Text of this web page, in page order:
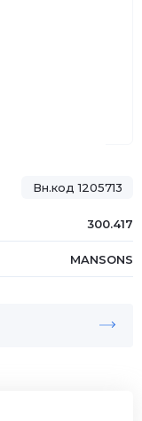
Вн.код 1205713
300.417
MANSONS